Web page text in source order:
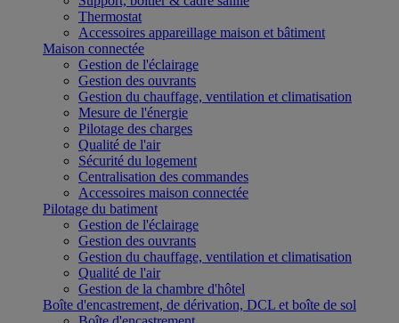
Thermostat
Accessoires appareillage maison et bâtiment
Maison connectée
Gestion de l'éclairage
Gestion des ouvrants
Gestion du chauffage, ventilation et climatisation
Mesure de l'énergie
Pilotage des charges
Qualité de l'air
Sécurité du logement
Centralisation des commandes
Accessoires maison connectée
Pilotage du batiment
Gestion de l'éclairage
Gestion des ouvrants
Gestion du chauffage, ventilation et climatisation
Qualité de l'air
Gestion de la chambre d'hôtel
Boîte d'encastrement, de dérivation, DCL et boîte de sol